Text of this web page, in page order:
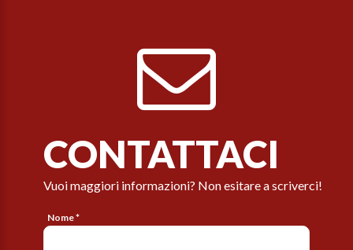
CONTATTACI
Vuoi maggiori informazioni? Non esitare a scriverci!
Nome *